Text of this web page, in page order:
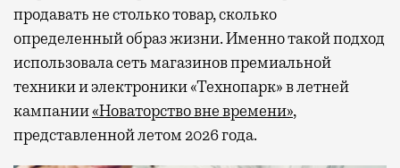
продавать не столько товар, сколько
определенный образ жизни. Именно такой подход
использовала сеть магазинов премиальной
техники и электроники «Технопарк» в летней
кампании«Новаторство вне времени»,
представленной летом 2026 года.